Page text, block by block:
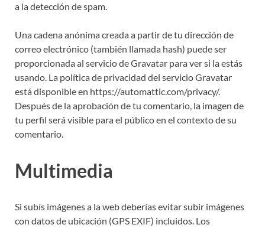
a la detección de spam.
Una cadena anónima creada a partir de tu dirección de
correo electrónico (también llamada hash) puede ser
proporcionada al servicio de Gravatar para ver si la estás
usando. La política de privacidad del servicio Gravatar
está disponible en https://automattic.com/privacy/.
Después de la aprobación de tu comentario, la imagen de
tu perfil será visible para el público en el contexto de su
comentario.
Multimedia
Si subís imágenes a la web deberías evitar subir imágenes
con datos de ubicación (GPS EXIF) incluidos. Los